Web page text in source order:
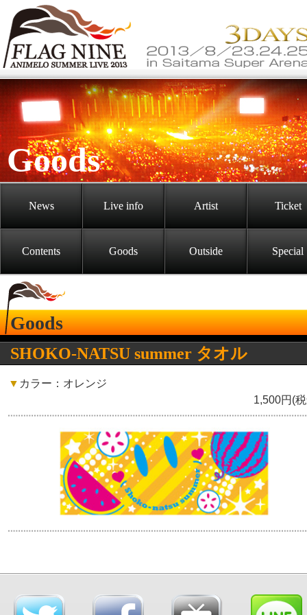
Goods
News Live info Artist Ticket
Contents Goods Outside Special
Goods
SHOKO-NATSU summer タオル
▼ カラー：オレンジ
1,500円(